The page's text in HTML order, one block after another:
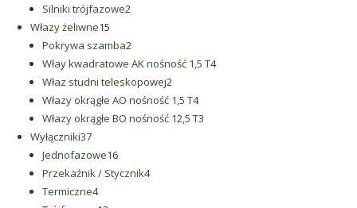
Silniki trójfazowe22
Włazy żeliwne1515
produktów
Pokrywa szamba22
produkty
Włay kwadratowe AK nośność 1,5 T44
Właz studni teleskopowej22
produkty
Włazy okrągłe AO nośność 1,5 T44
produkty
Włazy okrągłe BO nośność 12,5 T33
Wyłączniki3737
produktów
Jednofazowe1616
produktów
Przekaźnik / Stycznik44
Termiczne44